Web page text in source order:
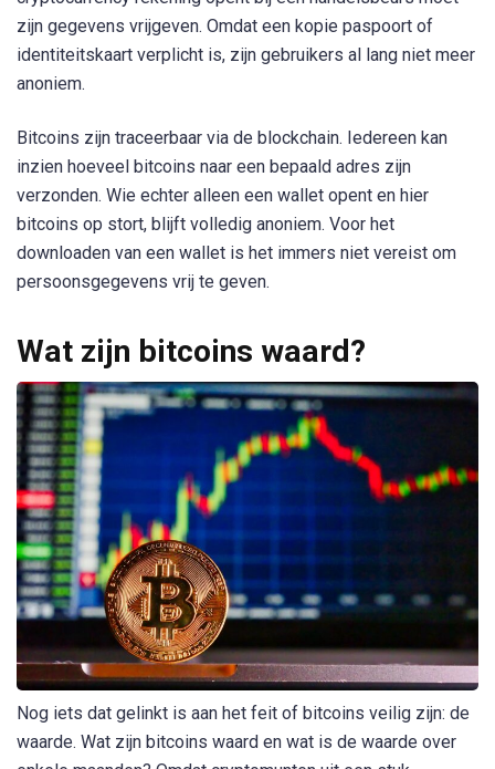
zijn gegevens vrijgeven. Omdat een kopie paspoort of
identiteitskaart verplicht is, zijn gebruikers al lang niet meer
anoniem.
Bitcoins zijn traceerbaar via de blockchain. Iedereen kan
inzien hoeveel bitcoins naar een bepaald adres zijn
verzonden. Wie echter alleen een wallet opent en hier
bitcoins op stort, blijft volledig anoniem. Voor het
downloaden van een wallet is het immers niet vereist om
persoonsgegevens vrij te geven.
Wat zijn bitcoins waard?
Nog iets dat gelinkt is aan het feit of bitcoins veilig zijn: de
waarde. Wat zijn bitcoins waard en wat is de waarde over